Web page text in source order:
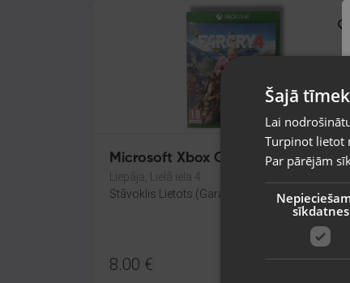
Microsoft Xbox One FAR CRY 4
Liepāja, Lielā iela 4
Stāvoklis Lietots (Garantija 6 mēneši)
8.00 €
Šajā
Lai
Turpinot lietot
Par pārējām
sīkdatnes